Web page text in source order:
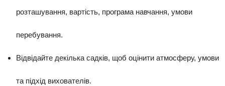
розташування, вартість, програма навчання, умови
перебування.
Відвідайте декілька садків, щоб оцінити атмосферу, умови
та підхід вихователів.